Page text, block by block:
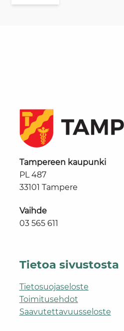
Tampereen kaupunki
PL 487
33101 Tampere
Vaihde
03 565 611
Tietoa sivustosta
Tietosuojaseloste
Toimitusehdot
Saavutettavuusseloste